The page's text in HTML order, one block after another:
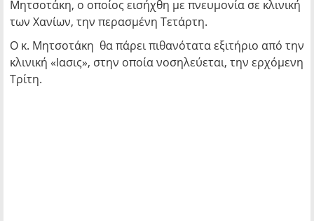
Μητσοτάκη, ο οποίος εισήχθη με πνευμονία σε κλινική
των Χανίων, την περασμένη Τετάρτη.
Ο κ. Μητσοτάκη θα πάρει πιθανότατα εξιτήριο από την
κλινική «Ιασις», στην οποία νοσηλεύεται, την ερχόμενη
Τρίτη.